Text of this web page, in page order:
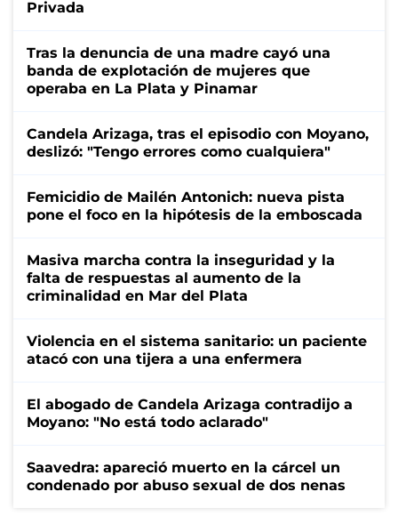
Privada
Tras la denuncia de una madre cayó una
banda de explotación de mujeres que
operaba en La Plata y Pinamar
Candela Arizaga, tras el episodio con Moyano,
deslizó: "Tengo errores como cualquiera"
Femicidio de Mailén Antonich: nueva pista
pone el foco en la hipótesis de la emboscada
Masiva marcha contra la inseguridad y la
falta de respuestas al aumento de la
criminalidad en Mar del Plata
Violencia en el sistema sanitario: un paciente
atacó con una tijera a una enfermera
El abogado de Candela Arizaga contradijo a
Moyano: "No está todo aclarado"
Saavedra: apareció muerto en la cárcel un
condenado por abuso sexual de dos nenas